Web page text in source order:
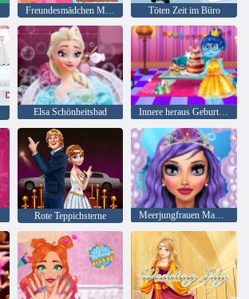
Töten Zeit im Büro
Elsa Schönheitsbad Innere heraus Geburtstagsfeier
Rote Teppichsterne Meerjungfrauen Makeup Salon